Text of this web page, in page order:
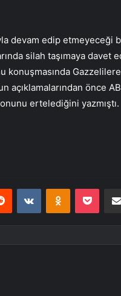
devam edip
silah taşımaya davet
konuşmasında
açıklamalarından önce
ertelediğini yazmıştı.
Reddit VKontakteOdnoklassniki
Pocket